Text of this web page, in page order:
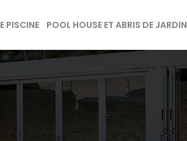
PISCINE POOL HOUSE ET ABRIS DE JARDIN